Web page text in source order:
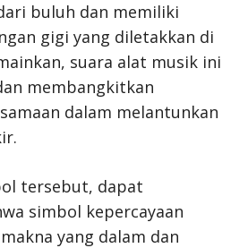
buluh dan memiliki
gigi yang diletakkan di
suara alat musik ini
membangkitkan
dalam melantunkan
tersebut, dapat
simbol kepercayaan
yang dalam dan